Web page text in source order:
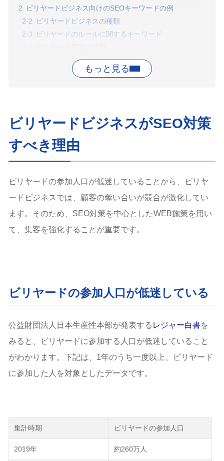
ビリヤードビジネス向けのSEOキーワードの例
ビリヤードビジネスの種類
ビリヤードのルールに関するキーワード
ビリヤード場の地域キーワード
ビリヤードビジネスで効果的なWEB集客の手法
データベース型サイトを構築する【ビリヤード用品の
EC販売の場合】
動画配信でビリヤードの魅力やテクニックに関する情
報を提供する
Q:ビリヤードビジネスでは、どのようなSEO対策をす
べきですか？
Q:ビリヤードビジネスのWEB集客がうまくいかない
ときは？
まとめ
ビリヤードビジネスがSEO対策
すべき理由
ビリヤードの参加人口が低迷していることから、ビリヤ
ードビジネスでは、顧客の奪い合いが競合が激化してい
ます。そのため、SEO対策を中心としたWEB施策を用い
て、集客を強化することが重要です。
ビリヤードの参加人口が低迷している
公益財団法人日本生産性本部が発表する レジャー白書を
みると、ビリヤードに参加する人口が低迷していること
がわかります。下記は、1年のうち一度以上、ビリヤード
に参加した人を対象としたデータです。
集計時期 ビリヤードの参加人口
2019年 約260万人